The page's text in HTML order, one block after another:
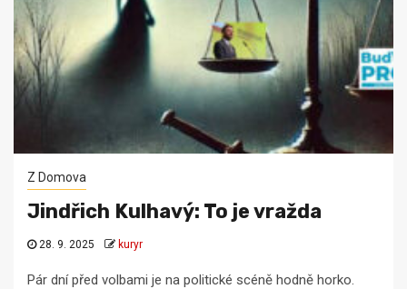
Z Domova
Jindřich Kulhavý: To je vražda
28. 9. 2025 kuryr
Pár dní před volbami je na politické scéně hodně horko.